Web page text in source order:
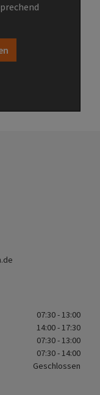
07:30 - 13:00
14:00 - 17:30
07:30 - 13:00
07:30 - 14:00
Geschlossen